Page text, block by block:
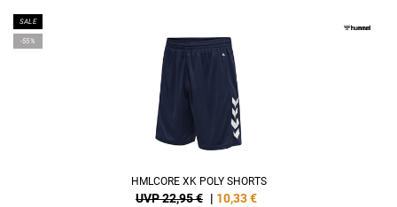
SALE
-55%
HMLCORE XK POLY SHORTS
UVP 22,95 € | 10,33€